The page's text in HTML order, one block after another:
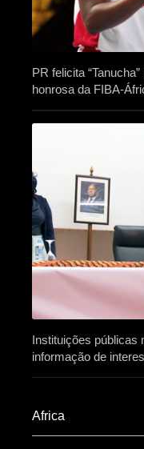
PR felicita
honrosa da FIBA-
Instituições públicas
informação de
Africa​